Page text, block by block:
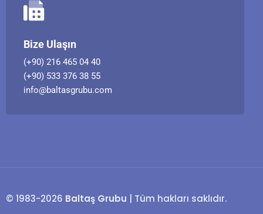
Bize Ulaşın
(+90) 216 465 04 40
(+90) 533 376 38 55
info@baltasgrubu.com
© 1983-2026 Baltaş Grubu | Tüm hakları saklıdır.